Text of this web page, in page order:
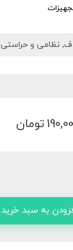
, نظامی و حراستی
تومان
به سبد خرید